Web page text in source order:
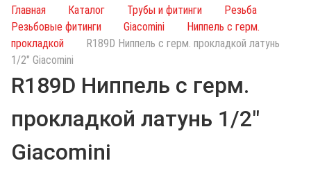
у
Главная Каталог Трубы и фитинги
Резьба
Резьбовые фитинги
Giacomini
Ниппель с герм.
прокладкой
R189D Ниппель с герм. прокладкой латунь
1/2" Giacomini
R189D Ниппель с герм.
прокладкой латунь 1/2"
Giacomini